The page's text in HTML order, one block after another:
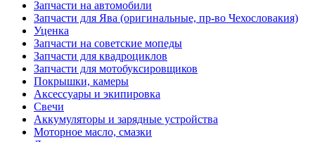
Запчасти на автомобили
Запчасти для Ява (оригинальные, пр-во Чехословакия)
Уценка
Запчасти на советские мопеды
Запчасти для квадроциклов
Запчасти для мотобуксировщиков
Покрышки, камеры
Аксессуары и экипировка
Свечи
Аккумуляторы и зарядные устройства
Моторное масло, смазки